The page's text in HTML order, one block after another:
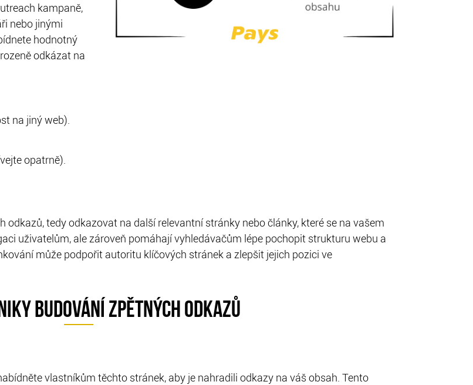
kampaně,
nebo jinými
hodnotný
odkázat na
na jiný web).
opatrně).
tedy odkazovat na další relevantní stránky nebo články, které se na vašem
uživatelům, ale zároveň pomáhají vyhledávačům lépe pochopit strukturu webu a
může podpořit autoritu klíčových stránek a zlepšit jejich pozici ve
BUDOVÁNÍ ZPĚTNÝCH ODKAZŮ
vlastníkům těchto stránek, aby je nahradili odkazy na váš obsah. Tento